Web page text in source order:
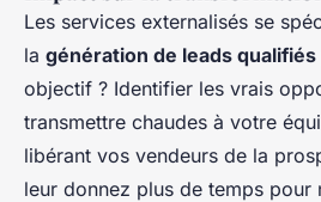
Les services externalisés se
la génération de leads
objectif ? Identifier les vrais
transmettre chaudes à votre
libérant vos vendeurs de la
leur donnez plus de temps pour